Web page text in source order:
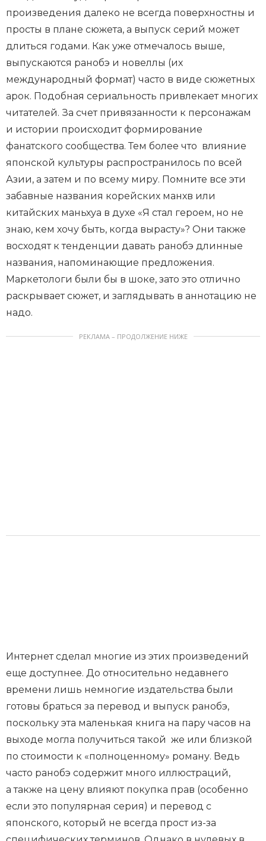
произведения далеко не всегда поверхностны и
просты в плане сюжета, а выпуск серий может
длиться годами. Как уже отмечалось выше,
выпускаются ранобэ и новеллы (их
международный формат) часто в виде сюжетных
арок. Подобная сериальность привлекает многих
читателей. За счет привязанности к персонажам
и истории происходит формирование
фанатского сообщества. Тем более что влияние
японской культуры распространилось по всей
Азии, а затем и по всему миру. Помните все эти
забавные названия корейских манхв или
китайских маньхуа в духе «Я стал героем, но не
знаю, кем хочу быть, когда вырасту»? Они также
восходят к тенденции давать ранобэ длинные
названия, напоминающие предложения.
Маркетологи были бы в шоке, зато это отлично
раскрывает сюжет, и заглядывать в аннотацию не
надо.
РЕКЛАМА – ПРОДОЛЖЕНИЕ НИЖЕ
Интернет сделал многие из этих произведений
еще доступнее. До относительно недавнего
времени лишь немногие издательства были
готовы браться за перевод и выпуск ранобэ,
поскольку эта маленькая книга на пару часов на
выходе могла получиться такой же или близкой
по стоимости к «полноценному» роману. Ведь
часто ранобэ содержит много иллюстраций,
а также на цену влияют покупка прав (особенно
если это популярная серия) и перевод с
японского, который не всегда прост из-за